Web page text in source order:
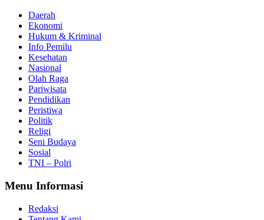
Daerah
Ekonomi
Hukum & Kriminal
Info Pemilu
Kesehatan
Nasional
Olah Raga
Pariwisata
Pendidikan
Peristiwa
Politik
Religi
Seni Budaya
Sosial
TNI – Polri
Menu Informasi
Redaksi